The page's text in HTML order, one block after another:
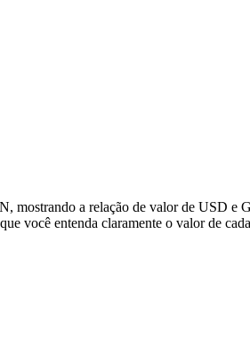
mostrando a relação de valor de USD e
você entenda claramente o valor de